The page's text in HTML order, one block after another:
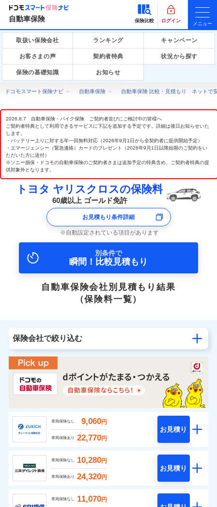
自動車保険 保険比較 ログイン
メニュー
取扱い保険会社 ランキング キャンペーン
お客さまの声 契約者特典 状況から探す
保険の基礎知識 お知らせ
ドコモスマート保険ナビ 自動車保険 自動車保険 比較・見積もり ネットで
2026.8.7 自動車保険・バイク保険 ご契約者並びにご検討中の皆様へ
ご契約者特典として利用できるサービスに下記を追加する予定です。詳細は後日お知らせいた
します。
・バッテリー上りに対する年一回無料対応（2026年9月1日から全契約者に提供開始予定）
・エマージェンシー（緊急連絡）カードのプレゼント（2026年9月1日以降始期のご契約をい
ただいた方に送付）
※ソニー損保・ドコモの自動車保険のご契約者さまは追加予定の特典含め、ご契約者特典の提
供対象外となります。
トヨタ ヤリスクロスの保険料
60歳以上 ゴールド免許
お見積もり条件詳細
自動設定されている項目があります
別条件で
瞬間！比較見積もり
自動車保険会社別見積もり結果
（保険料一覧）
保険会社で絞り込む
車両保険なし 9,060円
車両保険あり 22,770円
お見積り
車両保険なし 10,280円
車両保険あり 24,320円
お見積り
車両保険なし 11,070円